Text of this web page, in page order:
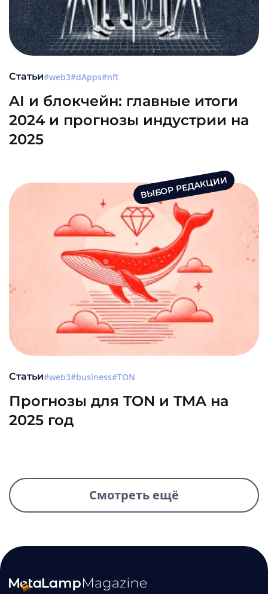
Статьи web3 dApps nft
AI и блокчейн: главные итоги
2024 и прогнозы индустрии на
2025
ВЫБОР РЕДАКЦИИ
Статьи web3 business TON
Прогнозы для TON и TMA на
2025 год
Смотреть ещё